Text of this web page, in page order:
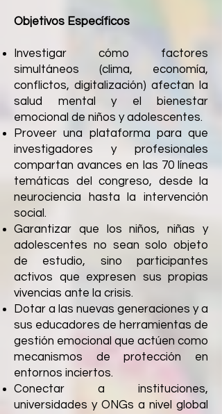
Objetivos Específicos
Investigar cómo factores
simultáneos (clima, economía,
conflictos, digitalización) afectan la
salud mental y el bienestar
emocional de niños y adolescentes.
Proveer una plataforma para que
investigadores y profesionales
compartan avances en las 70 líneas
temáticas del congreso, desde la
neurociencia hasta la intervención
social.
Garantizar que los niños, niñas y
adolescentes no sean solo objeto
de estudio, sino participantes
activos que expresen sus propias
vivencias ante la crisis.
Dotar a las nuevas generaciones y a
sus educadores de herramientas de
gestión emocional que actúen como
mecanismos de protección en
entornos inciertos.
Conectar a instituciones,
universidades y ONGs a nivel global